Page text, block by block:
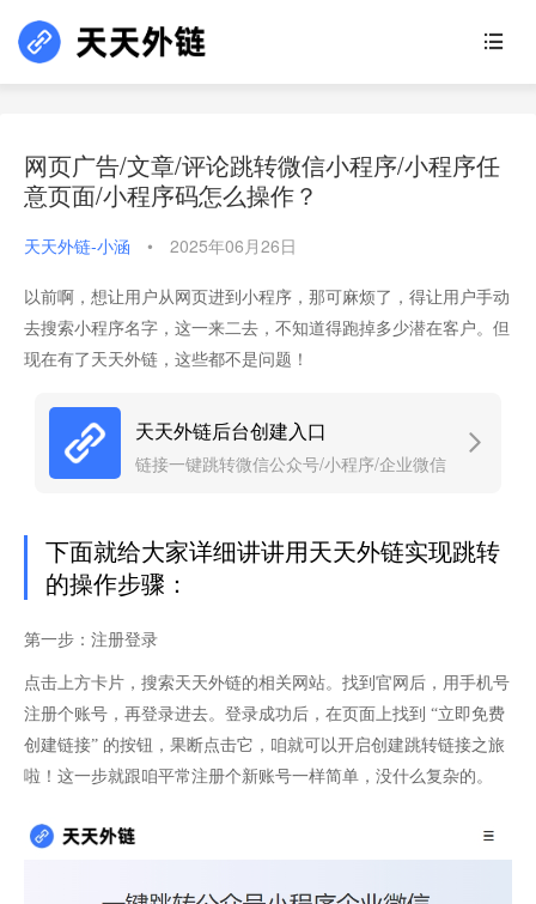
网页广告/文章/评论跳转微信小程序/小程序任
意页面/小程序码怎么操作？
天天外链-小涵 • 2025年06月26日
以前啊，想让用户从网页进到小程序，那可麻烦了，得让用户手动
去搜索小程序名字，这一来二去，不知道得跑掉多少潜在客户。但
现在有了天天外链，这些都不是问题！
天天外链后台创建入口
链接一键跳转微信公众号/小程序/企业微信
下面就给大家详细讲讲用天天外链实现跳转
的操作步骤：
第一步：注册登录​
点击上方卡片，搜索天天外链的相关网站。找到官网后，用手机号
注册个账号，再登录进去。登录成功后，在页面上找到 “立即免费
创建链接” 的按钮，果断点击它，咱就可以开启创建跳转链接之旅
啦！这一步就跟咱平常注册个新账号一样简单，没什么复杂的。